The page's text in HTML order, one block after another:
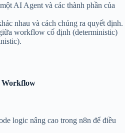
AI Agent và các thành phần của
nhau và cách chúng ra quyết định.
workflow cố định (deterministic)
Workflow
logic nâng cao trong n8n để điều